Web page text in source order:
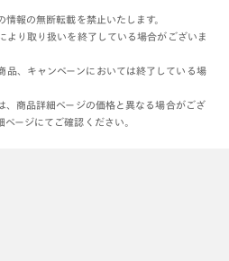
報の無断転載を禁止いたします。
り取り扱いを終了している場合がございま
品、キャンペーンにおいては終了している場
商品詳細ページの価格と異なる場合がござ
ージにてご確認ください。